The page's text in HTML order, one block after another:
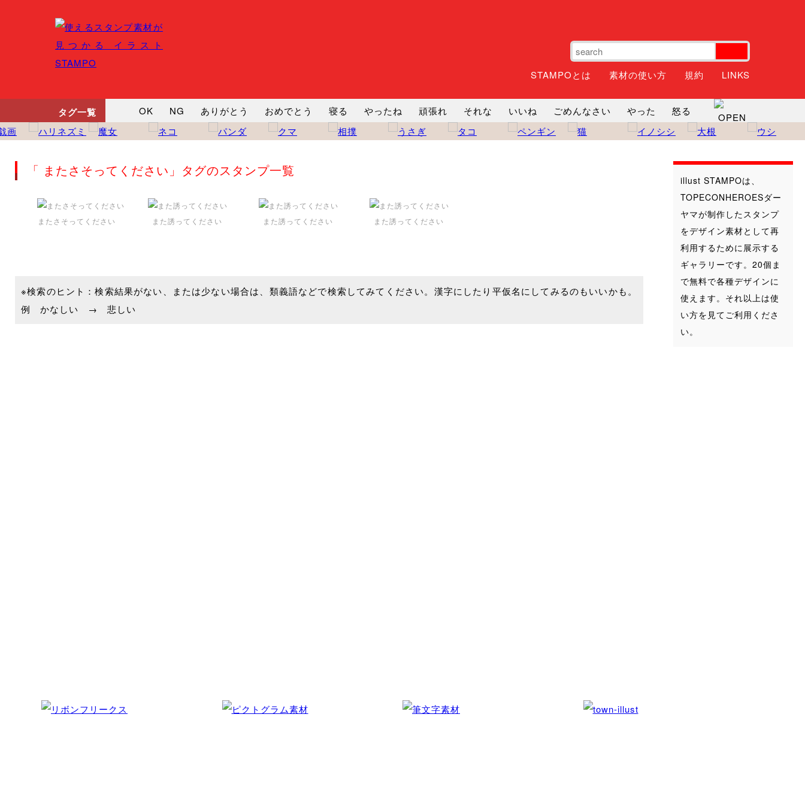
STAMPOとは 素材の使い方 規約 LINKS
タグ一覧 OK NG ありがとう おめでとう 寝る やったね 頑張れ それな いいね ごめんなさい やった
怒る
悲しい
だるい 衝撃 まったり じーっ えへへ おはよう おはよう 神 るんるん ファイト
焦る
向かってます
じー ツッコミ ヘルプ じゃあね 寝る 笑う 興奮 お正月
「 またさそってください」タグのスタンプ一覧
またさそってください また誘ってください また誘ってください また誘ってください
※検索のヒント：検索結果がない、または少ない場合は、類義語などで検索してみてください。漢字にしたり平仮名にしてみるのもいいかも。
例 かなしい → 悲しい
illust STAMPOは、
TOPECONHEROESダー
ヤマが制作したスタンプ
をデザイン素材として再
利用するために展示する
ギャラリーです。20個ま
で無料で各種デザインに
使えます。それ以上は使
い方を見てご利用くださ
い。